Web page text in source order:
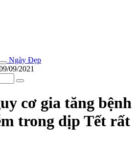
Ngày Đẹp
09/2021
cơ gia tăng bệnh
trong dịp Tết rất